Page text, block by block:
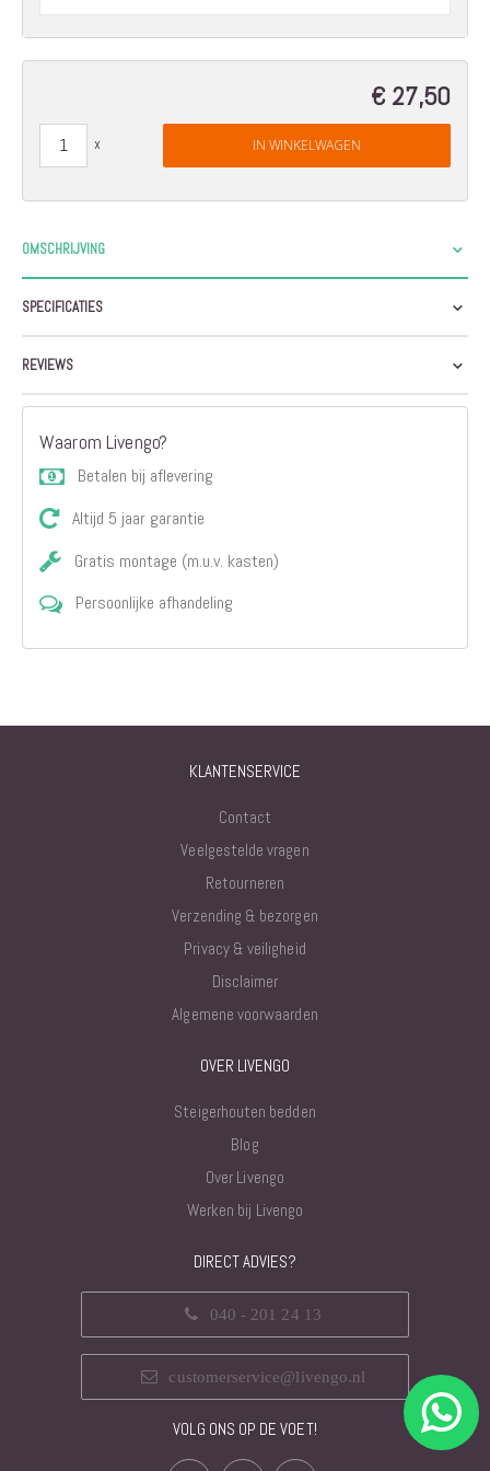
€ 27,50
IN WINKELWAGEN
OMSCHRIJVING
SPECIFICATIES
REVIEWS
Waarom Livengo?
Betalen bij aflevering
Altijd 5 jaar garantie
Gratis montage (m.u.v. kasten)
Persoonlijke afhandeling
KLANTENSERVICE
Contact
Veelgestelde vragen
Retourneren
Verzending & bezorgen
Privacy & veiligheid
Disclaimer
Algemene voorwaarden
OVER LIVENGO
Steigerhouten bedden
Blog
Over Livengo
Werken bij Livengo
DIRECT ADVIES?
040 - 201 24 13
customerservice@livengo.nl
VOLG ONS OP DE VOET!